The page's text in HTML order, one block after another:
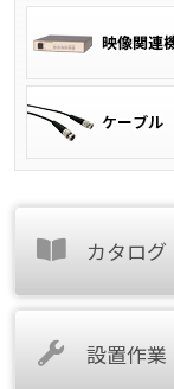
カタログ
設置作業